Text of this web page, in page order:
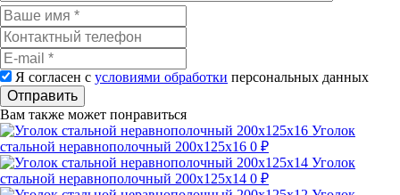
Я согласен с условиями обработки персональных данных
Отправить
Вам также может понравиться
Уголок
стальной неравнополочный 200х125х16 0 ₽
Уголок
стальной неравнополочный 200х125х14 0 ₽